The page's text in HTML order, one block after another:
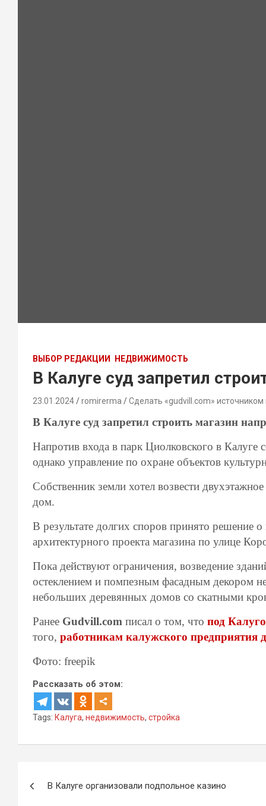
ВЫБОР РЕДАКЦИИ НЕДВИЖИМОСТЬ
В Калуге суд запретил
23.01.2024 romirerma Сделать «gudvill.com» источником
В Калуге суд запретил строить магазин
Напротив входа в парк Циолковского в Калуге
однако управление по охране объектов
Собственник земли хотел возвести
дом.
В результате долгих споров принято решение
архитектурного проекта магазина по улице
Пока действуют ограничения, возведение
остеклением и помпезным фасадным декором
небольших деревянных домов со скатными
Ранее Gudvill.com писал о том, что под
того, работникам калужского предприятия
Фото: freepik
Рассказать об этом:
Tags: Калуга, недвижимость, стройка
В Калуге организовали подпольное казино